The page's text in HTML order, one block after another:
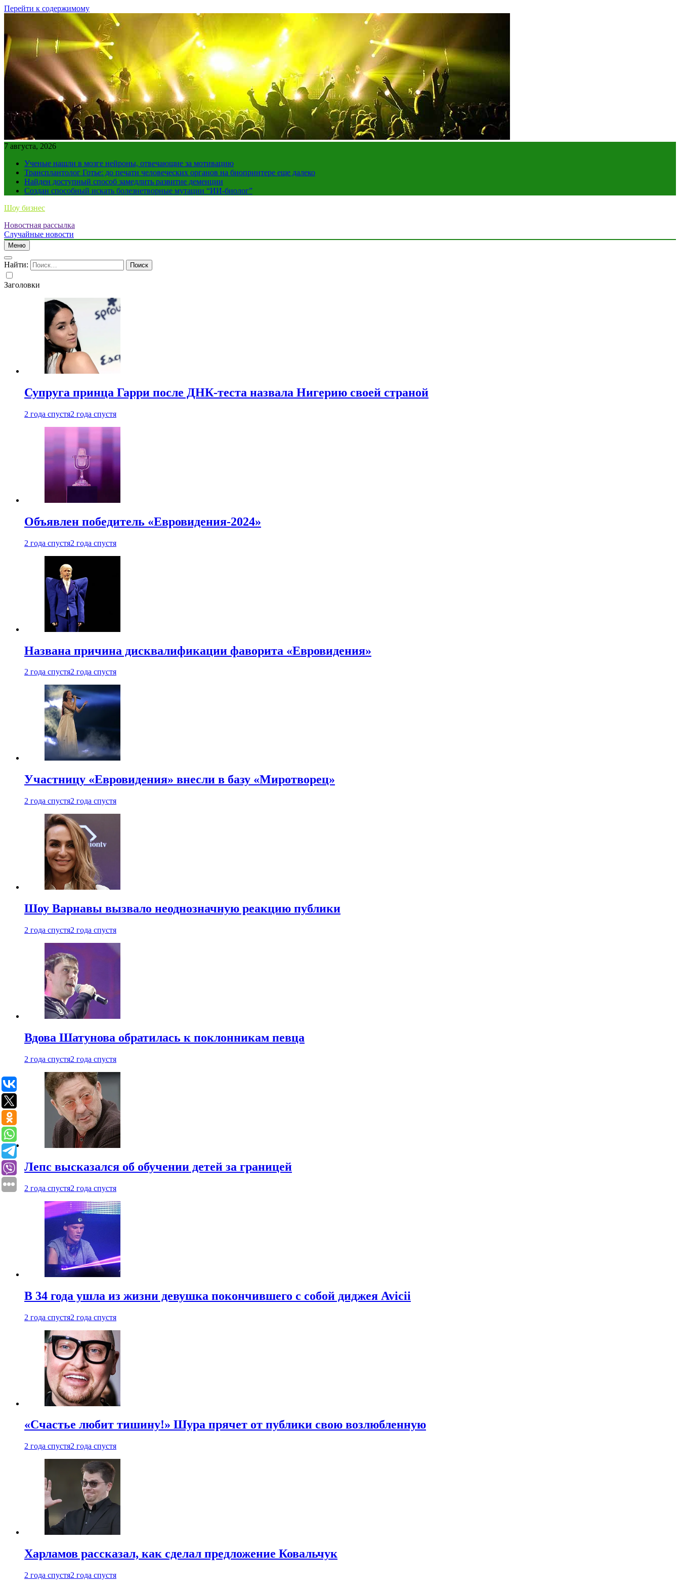
Перейти к содержимому
7 августа, 2026
Ученые нашли в мозге нейроны, отвечающие за мотивацию
Трансплантолог Готье: до печати человеческих органов на биопринтере еще далеко
Найден доступный способ замедлить развитие деменции
Создан способный искать болезнетворные мутации “ИИ-биолог”
Шоу бизнес
Новостная рассылка
Случайные новости
Меню
Найти:
Заголовки
Супруга принца Гарри после ДНК-теста назвала Нигерию своей страной
2 года спустя2 года спустя
Объявлен победитель «Евровидения-2024»
2 года спустя2 года спустя
Названа причина дисквалификации фаворита «Евровидения»
2 года спустя2 года спустя
Участницу «Евровидения» внесли в базу «Миротворец»
2 года спустя2 года спустя
Шоу Варнавы вызвало неоднозначную реакцию публики
2 года спустя2 года спустя
Вдова Шатунова обратилась к поклонникам певца
2 года спустя2 года спустя
Лепс высказался об обучении детей за границей
2 года спустя2 года спустя
В 34 года ушла из жизни девушка покончившего с собой диджея Avicii
2 года спустя2 года спустя
«Счастье любит тишину!» Шура прячет от публики свою возлюбленную
2 года спустя2 года спустя
Харламов рассказал, как сделал предложение Ковальчук
2 года спустя2 года спустя